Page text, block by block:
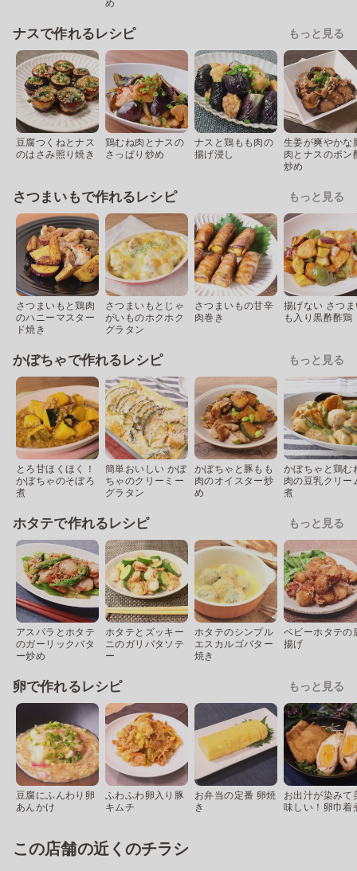
め
ナスで作れるレシピ もっと見る
豆腐つくねとナス
のはさみ照り焼き
鶏むね肉とナスの
さっぱり炒め
ナスと鶏もも肉の
揚げ浸し
生姜が爽やかな
肉とナスのポン
炒め
さつまいもで作れるレシピ もっと見る
さつまいもと鶏肉
のハニーマスター
ド焼き
さつまいもとじゃ
がいものホクホク
グラタン
さつまいもの甘辛
肉巻き
揚げない さつ
も入り黒酢酢鶏
かぼちゃで作れるレシピ もっと見る
とろ甘ほくほく！
かぼちゃのそぼろ
煮
簡単おいしい かぼ
ちゃのクリーミー
グラタン
かぼちゃと豚もも
肉のオイスター炒
め
かぼちゃと鶏む
肉の豆乳クリー
煮
ホタテで作れるレシピ もっと見る
アスパラとホタテ
のガーリックバタ
ー炒め
ホタテとズッキー
ニのガリバタソテ
ー
ホタテのシンプル
エスカルゴバター
焼き
ベビーホタテの
揚げ
卵で作れるレシピ もっと見る
豆腐にふんわり卵
あんかけ
ふわふわ卵入り豚
キムチ
お弁当の定番 卵焼
き
お出汁が染みて
味しい！卵巾着
この店舗の近くのチラシ